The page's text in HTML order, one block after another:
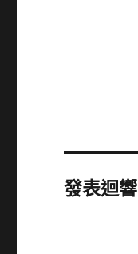
發表迴響